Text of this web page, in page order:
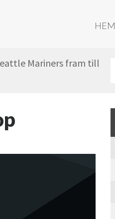
HEM
Mariners fram till